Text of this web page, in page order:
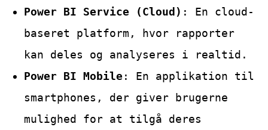
Power BI Service (Cloud) : En cloud-
baseret platform, hvor rapporter
kan deles og analyseres i realtid.
Power BI Mobile: En applikation til
smartphones, der giver brugerne
mulighed for at tilgå deres